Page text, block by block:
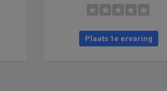
Plaats 1e ervaring